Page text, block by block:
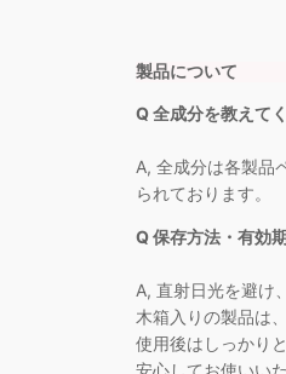
製品について
Q 全成分を教えて
A, 全成分は各製品
られております。
Q 保存方法・有効
A, 直射日光を避け
木箱入りの製品は
使用後はしっかり